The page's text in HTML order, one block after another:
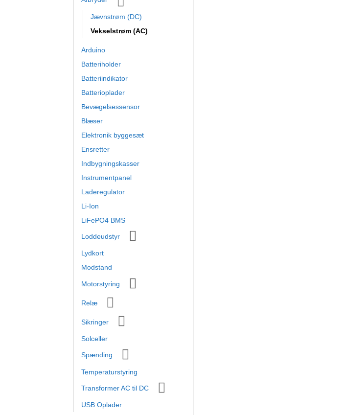
Jævnstrøm (DC)
Vekselstrøm (AC)
Arduino
Batteriholder
Batteriindikator
Batterioplader
Bevægelsessensor
Blæser
Elektronik byggesæt
Ensretter
Indbygningskasser
Instrumentpanel
Laderegulator
Li-Ion
LiFePO4 BMS
Loddeudstyr
Lydkort
Modstand
Motorstyring
Relæ
Sikringer
Solceller
Spænding
Temperaturstyring
Transformer AC til DC
USB Oplader